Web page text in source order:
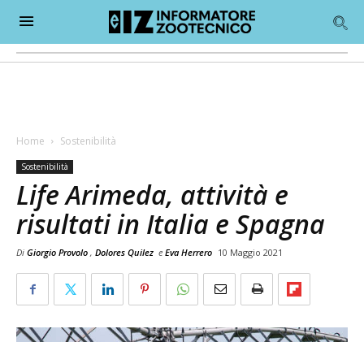
Home Sostenibilità
Sostenibilità
Life Arimeda, attività e
risultati in Italia e Spagna
Di Giorgio Provolo , Dolores Quilez e Eva Herrero 10 Maggio 2021